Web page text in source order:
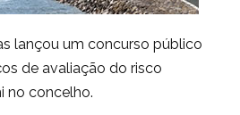
lançou um concurso público
de avaliação do risco
no concelho.